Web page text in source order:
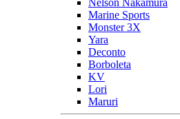
Nelson Nakamura
Marine Sports
Monster 3X
Yara
Deconto
Borboleta
KV
Lori
Maruri